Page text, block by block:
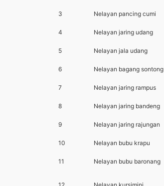
3 Nelayan pancing cumi
4 Nelayan jaring udang
5 Nelayan jala udang
6 Nelayan bagang sontong
7 Nelayan jaring rampus
8 Nelayan jaring bandeng
9 Nelayan jaring rajungan
10 Nelayan bubu krapu
11 Nelayan bubu baronang